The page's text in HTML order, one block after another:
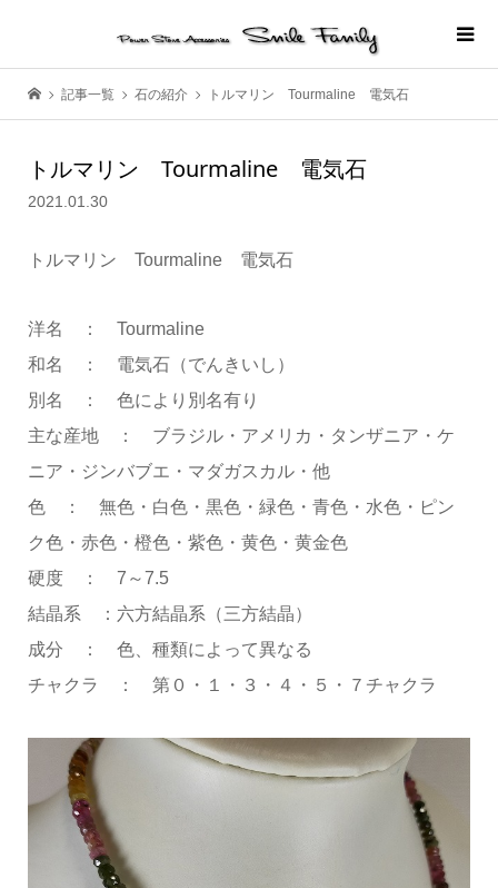
記事一覧 石の紹介 トルマリン Tourmaline 電気石
トルマリン Tourmaline 電気石
2021.01.30
トルマリン Tourmaline 電気石
洋名 ： Tourmaline
和名 ： 電気石（でんきいし）
別名 ： 色により別名有り
主な産地 ： ブラジル・アメリカ・タンザニア・ケ
ニア・ジンバブエ・マダガスカル・他
色 ： 無色・白色・黒色・緑色・青色・水色・ピン
ク色・赤色・橙色・紫色・黄色・黄金色
硬度 ： 7～7.5
結晶系 ：六方結晶系（三方結晶）
成分 ： 色、種類によって異なる
チャクラ ： 第０・１・３・４・５・７チャクラ